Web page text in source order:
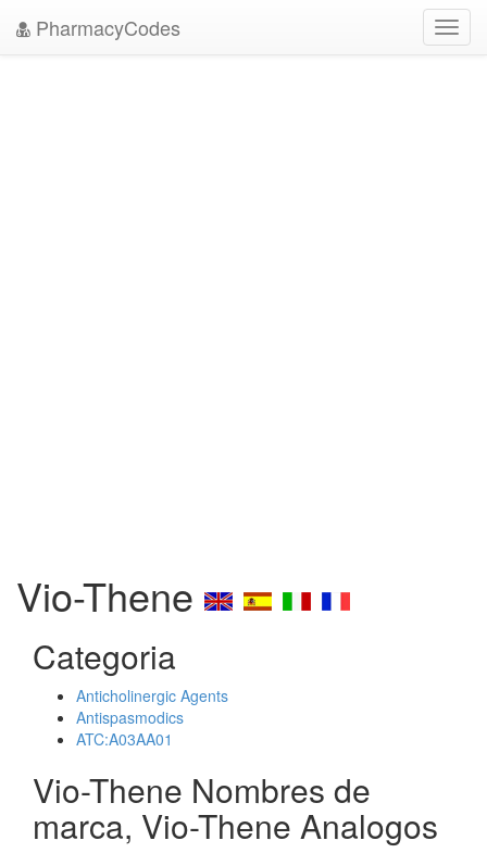
PharmacyCodes
Vio-Thene
Categoria
Anticholinergic Agents
Antispasmodics
ATC:A03AA01
Vio-Thene Nombres de
marca, Vio-Thene Analogos